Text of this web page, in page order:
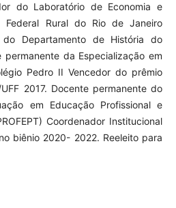
do Laboratório de Economia e
Federal Rural do Rio de Janeiro
do Departamento de História do
da Especialização em
Pedro II Vencedor do prêmio
2017. Docente permanente do
em Educação Profissional e
Coordenador Institucional
biênio 2020- 2022. Reeleito para